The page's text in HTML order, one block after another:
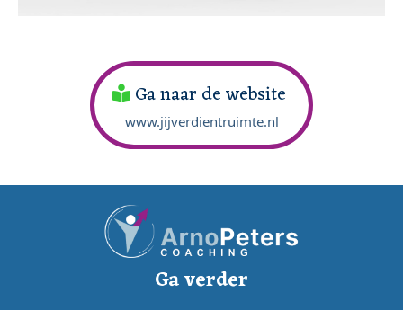
Ga naar de website
www.jijverdientruimte.nl
Ga verder